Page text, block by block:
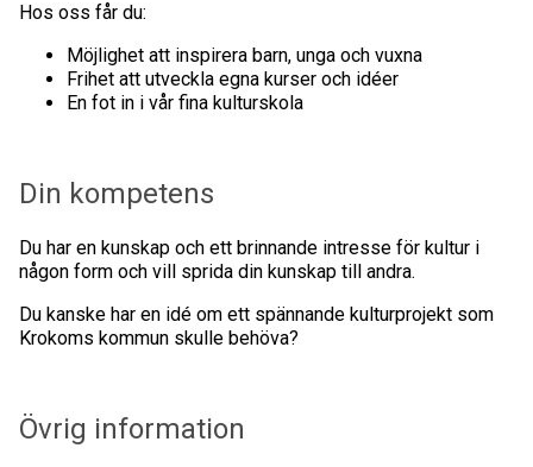
Hos oss får du:
Möjlighet att inspirera barn, unga och vuxna
Frihet att utveckla egna kurser och idéer
En fot in i vår fina kulturskola
Din kompetens
Du har en kunskap och ett brinnande intresse för kultur i
någon form och vill sprida din kunskap till andra.
Du kanske har en idé om ett spännande kulturprojekt som
Krokoms kommun skulle behöva?
Övrig information